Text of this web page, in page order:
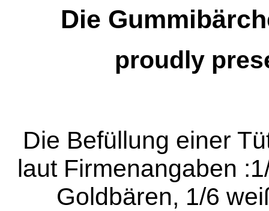
Die
proudly
Die Befüllung einer
laut Firmenangaben
Goldbären, 1/6